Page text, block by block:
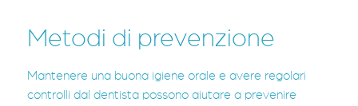
Metodi di prevenzione
Mantenere una buona igiene orale e avere regolari
controlli dal dentista possono aiutare a prevenire